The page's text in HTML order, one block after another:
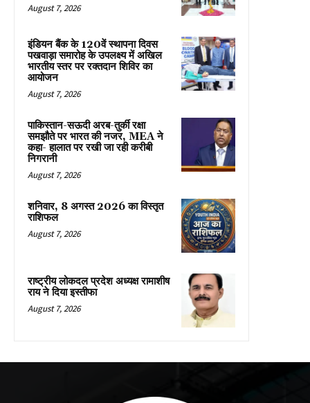
August 7, 2026
इंडियन बैंक के 120वें स्थापना दिवस
पखवाड़ा समारोह के उपलक्ष्य में अखिल
भारतीय स्तर पर रक्तदान शिविर का
आयोजन
August 7, 2026
पाकिस्तान-सऊदी अरब-तुर्की रक्षा
समझौते पर भारत की नजर, MEA ने
कहा- हालात पर रखी जा रही करीबी
निगरानी
August 7, 2026
शनिवार, 8 अगस्त 2026 का विस्तृत
राशिफल
August 7, 2026
राष्ट्रीय लोकदल प्रदेश अध्यक्ष रामाशीष
राय ने दिया इस्तीफा
August 7, 2026